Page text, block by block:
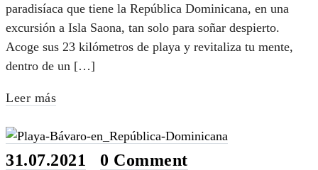
paradisíaca que tiene la República Dominicana, en una
excursión a Isla Saona, tan solo para soñar despierto.
Acoge sus 23 kilómetros de playa y revitaliza tu mente,
dentro de un […]
Leer más
31.07.2021 0 Comment